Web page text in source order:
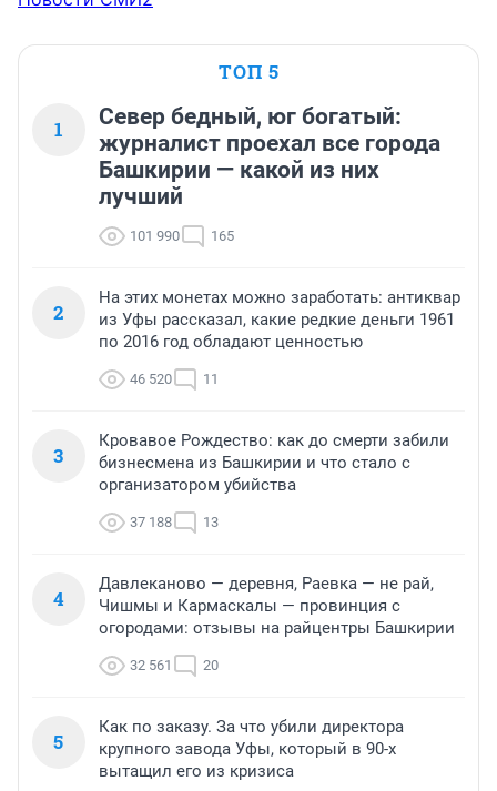
ТОП 5
1
Север бедный, юг богатый:
журналист проехал все города
Башкирии — какой из них
лучший
101 990 165
2
На этих монетах можно заработать: антиквар
из Уфы рассказал, какие редкие деньги 1961
по 2016 год обладают ценностью
46 520 11
3
Кровавое Рождество: как до смерти забили
бизнесмена из Башкирии и что стало с
организатором убийства
37 188 13
4
Давлеканово — деревня, Раевка — не рай,
Чишмы и Кармаскалы — провинция с
огородами: отзывы на райцентры Башкирии
32 561 20
5
Как по заказу. За что убили директора
крупного завода Уфы, который в 90-х
вытащил его из кризиса